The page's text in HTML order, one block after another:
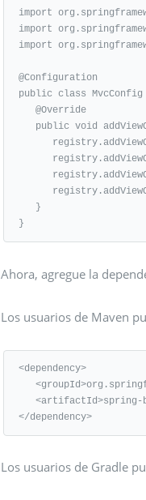
import
import
import
@Configuration
public class MvcConfig
}
Ahora, agregue la
Los usuarios de Maven
<dependency>
</dependency>
Los usuarios de Gradle